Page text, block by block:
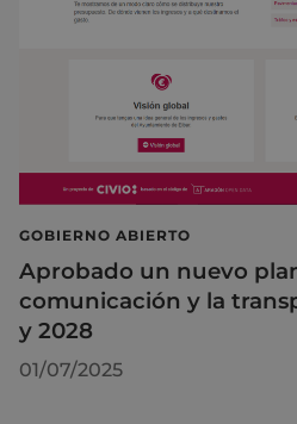
GOBIERNO ABIERTO
Aprobado un nuevo
comunicación y la
y 2028
01/07/2025